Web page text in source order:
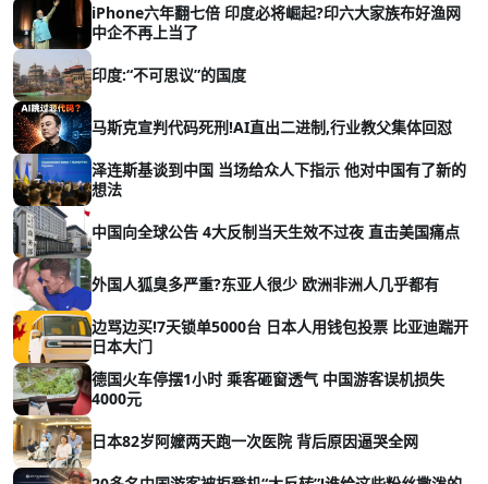
iPhone六年翻七倍 印度必将崛起?印六大家族布好渔网
中企不再上当了
印度:“不可思议”的国度
马斯克宣判代码死刑!AI直出二进制,行业教父集体回怼
泽连斯基谈到中国 当场给众人下指示 他对中国有了新的
想法
中国向全球公告 4大反制当天生效不过夜 直击美国痛点
外国人狐臭多严重?东亚人很少 欧洲非洲人几乎都有
边骂边买!7天锁单5000台 日本人用钱包投票 比亚迪踹开
日本大门
德国火车停摆1小时 乘客砸窗透气 中国游客误机损失
4000元
日本82岁阿嬤两天跑一次医院 背后原因逼哭全网